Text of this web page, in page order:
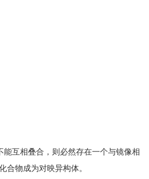
能互相叠合，则必然存在一个与镜像相
物成为对映异构体。